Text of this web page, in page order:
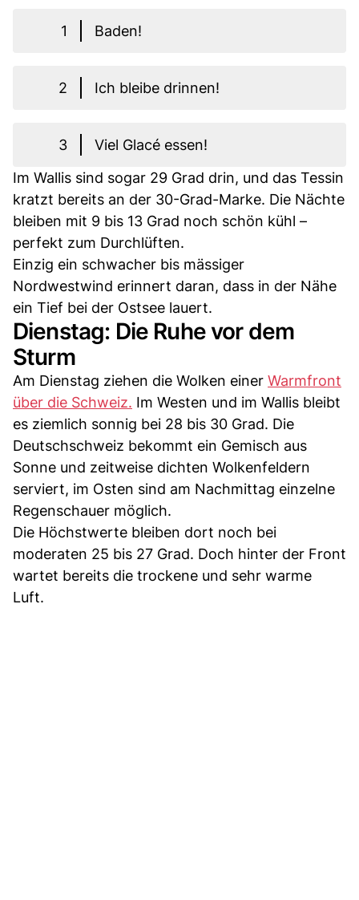
1 Baden!
2 Ich bleibe drinnen!
3
Viel Glacé essen!
Im Wallis sind sogar 29 Grad drin, und das Tessin
kratzt bereits an der 30-Grad-Marke. Die Nächte
bleiben mit 9 bis 13 Grad noch schön kühl –
perfekt zum Durchlüften.
Einzig ein schwacher bis mässiger
Nordwestwind erinnert daran, dass in der Nähe
ein Tief bei der Ostsee lauert.
Dienstag: Die Ruhe vor dem
Sturm
Am Dienstag ziehen die Wolken einer Warmfront
über die Schweiz. Im Westen und im Wallis bleibt
es ziemlich sonnig bei 28 bis 30 Grad. Die
Deutschschweiz bekommt ein Gemisch aus
Sonne und zeitweise dichten Wolkenfeldern
serviert, im Osten sind am Nachmittag einzelne
Regenschauer möglich.
Die Höchstwerte bleiben dort noch bei
moderaten 25 bis 27 Grad. Doch hinter der Front
wartet bereits die trockene und sehr warme
Luft.